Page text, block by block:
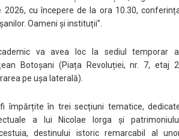
2026, cu începere de la ora 10.30,
Oameni și instituții”.
va avea loc la sediul temporar
Botoșani (Piața Revoluției, nr. 7, etaj
pe ușa laterală).
împărțite în trei secțiuni tematice,
a lui Nicolae Iorga și
destinului istoric remarcabil al